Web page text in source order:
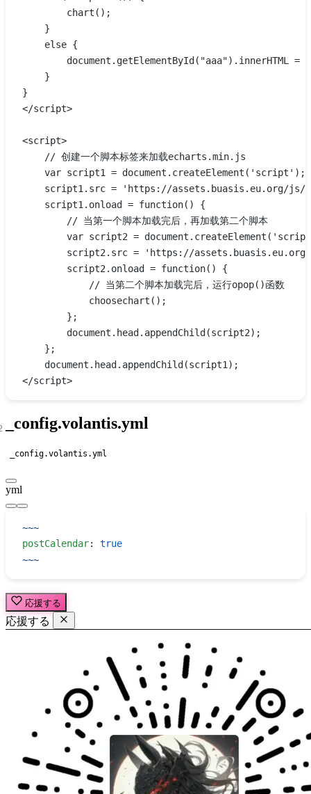
        chart();
    }
    else {
document.getElementById("aaa").innerHTML =
    }
}
</script>
<script>
    // 创建一个脚本标签来加载echarts.min.js
    var script1 = document.createElement('script');
script1.src = 'https://assets.buasis.eu.org/js/
    script1.onload = function() {
        // 当第一个脚本加载完后，再加载第二个脚本
var script2 =
script2.src = 'https://
        script2.onload = function() {
            // 当第二个脚本加载完后，运行opop()函数
            choosechart();
        };
        document.head.appendChild(script2);
    };
    document.head.appendChild(script1);
</script>
_config.volantis.yml
_config.volantis.yml
yml
~~~
postCalendar: true
~~~
応援する
応援する